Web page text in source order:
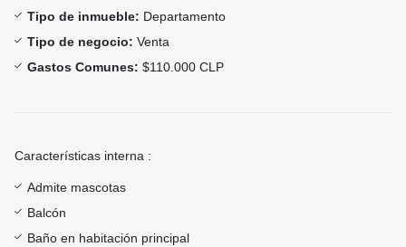
Tipo de inmueble: Departamento
Tipo de negocio: Venta
Gastos Comunes: $110.000 CLP
Características interna :
Admite mascotas
Balcón
Baño en habitación principal